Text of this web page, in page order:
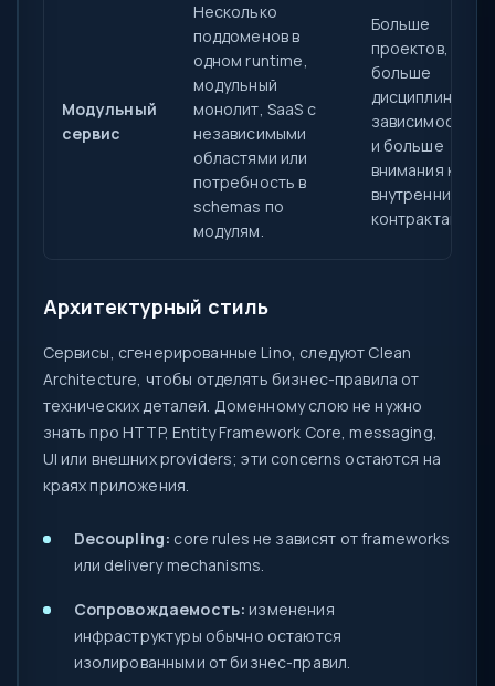
Модульный
сервис
Несколько
поддоменов в
одном runtime,
модульный
монолит, SaaS с
независимыми
областями или
потребность в
schemas по
модулям.
Больше
проектов,
больше
дисциплины
зависимостей
и больше
внимания к
внутренним
контрактам.
Архитектурный стиль
Сервисы, сгенерированные Lino, следуют Clean
Architecture, чтобы отделять бизнес-правила от
технических деталей. Доменному слою не нужно
знать про HTTP, Entity Framework Core, messaging,
UI или внешних providers; эти concerns остаются на
краях приложения.
Decoupling: core rules не зависят от frameworks
или delivery mechanisms.
Сопровождаемость: изменения
инфраструктуры обычно остаются
изолированными от бизнес-правил.